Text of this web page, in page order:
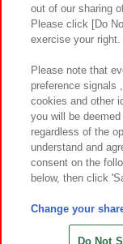
プライバシーポリ
お取引先さ
カスタマーハラスメ
out of our sharing
Please click [Do
exercise your right.
Please note that
preference signals
cookies and other
you will be
regardless of the
understand and
consent on the
below, then click
Change your
Do Not